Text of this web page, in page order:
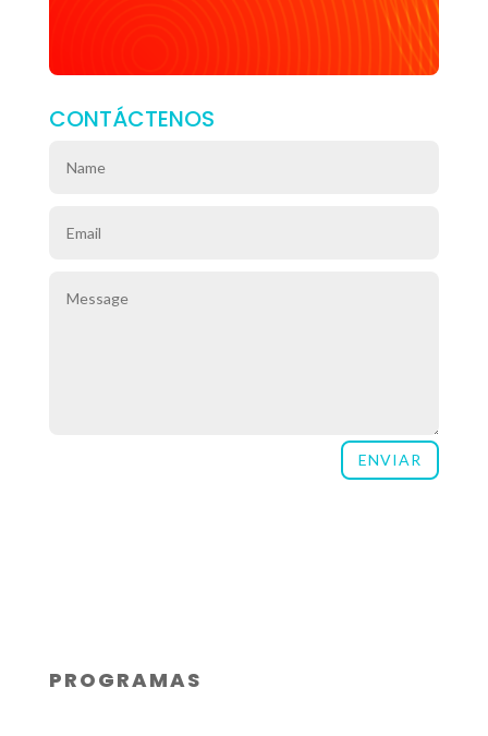
CONTÁCTENOS
ENVIAR
PROGRAMAS